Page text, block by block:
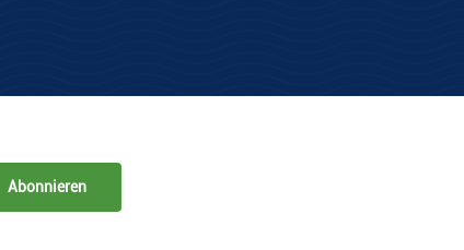
Abonnieren